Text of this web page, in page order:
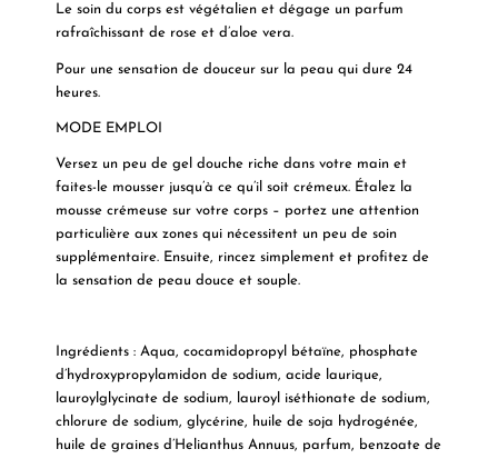
Le soin du corps est végétalien et dégage un parfum
rafraîchissant de rose et d’aloe vera.
Pour une sensation de douceur sur la peau qui dure 24
heures.
MODE EMPLOI
Versez un peu de gel douche riche dans votre main et
faites-le mousser jusqu’à ce qu’il soit crémeux. Étalez la
mousse crémeuse sur votre corps – portez une attention
particulière aux zones qui nécessitent un peu de soin
supplémentaire. Ensuite, rincez simplement et profitez de
la sensation de peau douce et souple.
Ingrédients :Aqua, cocamidopropyl bétaïne, phosphate
d’hydroxypropylamidon de sodium, acide laurique,
lauroylglycinate de sodium, lauroyl iséthionate de sodium,
chlorure de sodium, glycérine, huile de soja hydrogénée,
huile de graines d’Helianthus Annuus, parfum, benzoate de